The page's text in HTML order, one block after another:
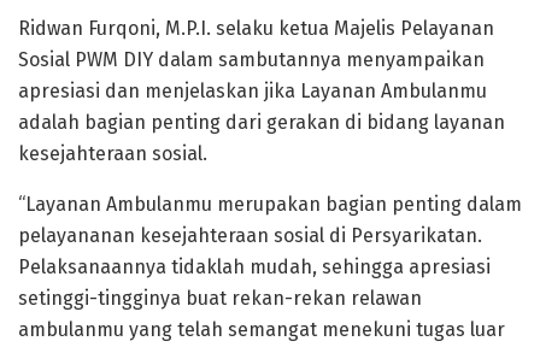
Ridwan Furqoni, M.P.I. selaku ketua Majelis Pelayanan
Sosial PWM DIY dalam sambutannya menyampaikan
apresiasi dan menjelaskan jika Layanan Ambulanmu
adalah bagian penting dari gerakan di bidang layanan
kesejahteraan sosial.
“Layanan Ambulanmu merupakan bagian penting dalam
pelayananan kesejahteraan sosial di Persyarikatan.
Pelaksanaannya tidaklah mudah, sehingga apresiasi
setinggi-tingginya buat rekan-rekan relawan
ambulanmu yang telah semangat menekuni tugas luar